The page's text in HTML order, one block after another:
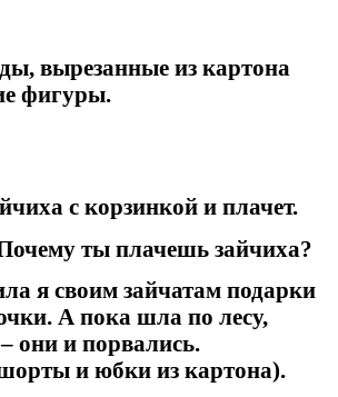
вырезанные из картона
фигуры.
с корзинкой и плачет.
ты плачешь зайчиха?
я своим зайчатам подарки
А пока шла по лесу,
– они и порвались.
и юбки из картона).